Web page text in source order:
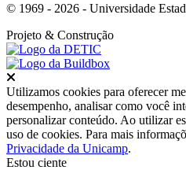
© 1969 - 2026 - Universidade
Projeto & Construção
Utilizamos cookies para oferecer
desempenho, analisar como você
personalizar conteúdo. Ao utilizar
uso de cookies. Para mais
Privacidade da Unicamp.
Estou ciente